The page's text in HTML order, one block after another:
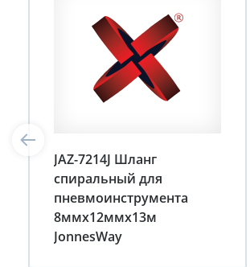
JAZ-7214J Шланг
спиральный для
пневмоинструмента
8ммх12ммх13м
JonnesWay